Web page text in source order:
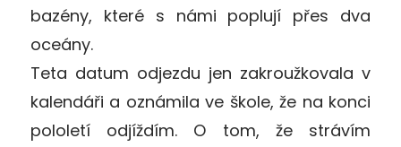
bazény, které s námi poplují přes dva
oceány.
Teta datum odjezdu jen zakroužkovala v
kalendáři a oznámila ve škole, že na konci
pololetí odjíždím. O tom, že strávím